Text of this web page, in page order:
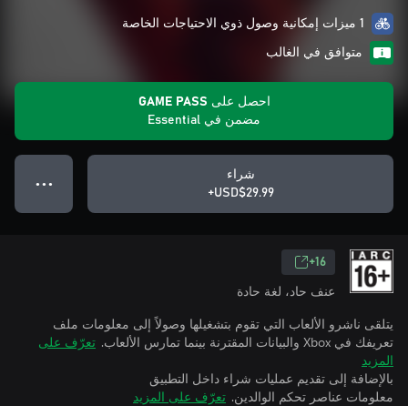
1 ميزات إمكانية وصول ذوي الاحتياجات الخاصة
متوافق في الغالب
احصل على GAME PASS
مضمن في Essential
شراء
USD$29.99+
● ● ●
16+
عنف حاد، لغة حادة
يتلقى ناشرو الألعاب التي تقوم بتشغيلها وصولاً إلى معلومات ملف
تعريفك في Xbox والبيانات المقترنة بينما تمارس الألعاب.
تعرّف على
المزيد
بالإضافة إلى تقديم عمليات شراء داخل التطبيق
معلومات عناصر تحكم الوالدين. تعرّف على المزيد